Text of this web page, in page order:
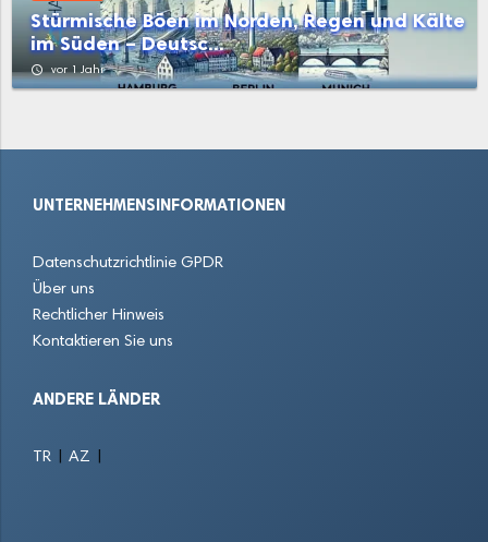
Obervieland Osterholz Östliche Vorstadt
Schwachhausen Seehausen
Stürmische Böen im Norden, Regen und Kälte
im Süden – Deutsc...
access_time vor 1 Jahr
UNTERNEHMENSINFORMATIONEN
Datenschutzrichtlinie GPDR
Über uns
Rechtlicher Hinweis
Kontaktieren Sie uns
ANDERE LÄNDER
TR AZ